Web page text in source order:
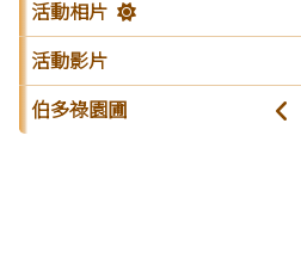
活動相片
活動影片
伯多祿園圃